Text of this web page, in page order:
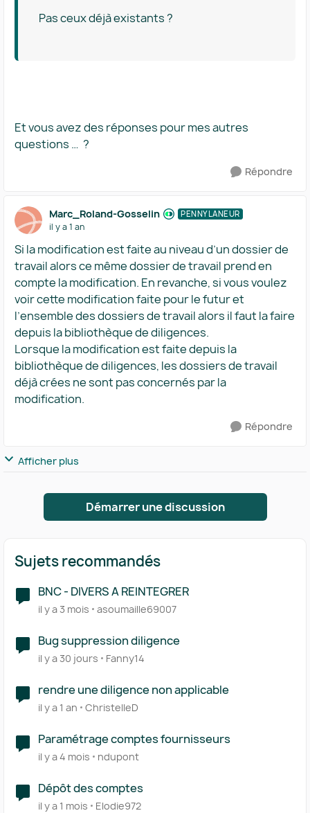
Pas ceux déjà existants ?
Et vous avez des réponses pour mes autres
questions … ?
Répondre
Marc_Roland-Gosselin PENNYLANEUR
il y a 1 an
Si la modification est faite au niveau d’un dossier de
travail alors ce même dossier de travail prend en
compte la modification. En revanche, si vous voulez
voir cette modification faite pour le futur et
l’ensemble des dossiers de travail alors il faut la faire
depuis la bibliothèque de diligences.
Lorsque la modification est faite depuis la
bibliothèque de diligences, les dossiers de travail
déjà crées ne sont pas concernés par la
modification.
Répondre
Afficher plus
Démarrer une discussion
Sujets recommandés
BNC - DIVERS A REINTEGRER
il y a 3 mois asoumaille69007
Bug suppression diligence
il y a 30 jours Fanny14
rendre une diligence non applicable
il y a 1 an ChristelleD
Paramétrage comptes fournisseurs
il y a 4 mois ndupont
Dépôt des comptes
il y a 1 mois Elodie972